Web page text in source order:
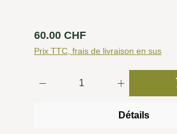
résultat est une grappa puissante
qui traduit sous une forme
d’un doré intense. Le bouquet est
complexe, avec des notes de
torréfiés, de fruits cuits et confits,
Prix régulier :
60.00 CHF
Prix TTC, frais de livraison en sus
Quantité de produit :
Détails